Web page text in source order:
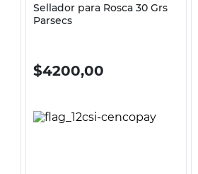
Sellador para Rosca 30 Grs
Parsecs
$4200,00